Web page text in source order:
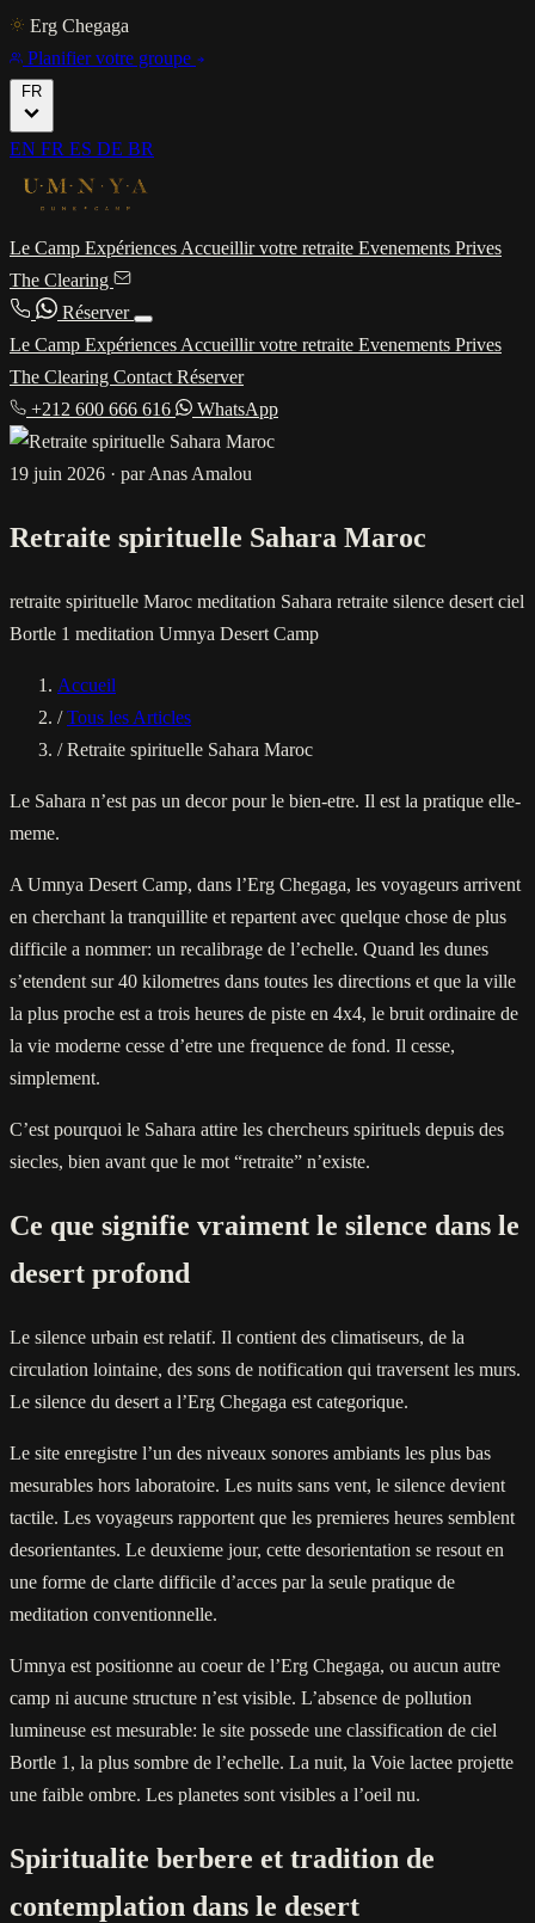
Erg Chegaga
Planifier votre groupe
FR
EN FR ES DE BR
Le Camp Expériences Accueillir votre retraite Evenements Prives
The Clearing
Réserver
Le Camp Expériences Accueillir votre retraite Evenements Prives
The Clearing Contact Réserver
+212 600 666 616
WhatsApp
19 juin 2026 · par Anas Amalou
Retraite spirituelle Sahara Maroc
retraite spirituelle Maroc meditation Sahara retraite silence desert ciel
Bortle 1 meditation Umnya Desert Camp
Accueil
/ Tous les Articles
/ Retraite spirituelle Sahara Maroc
Le Sahara n’est pas un decor pour le bien-etre. Il est la pratique elle-
meme.
A Umnya Desert Camp, dans l’Erg Chegaga, les voyageurs arrivent
en cherchant la tranquillite et repartent avec quelque chose de plus
difficile a nommer: un recalibrage de l’echelle. Quand les dunes
s’etendent sur 40 kilometres dans toutes les directions et que la ville
la plus proche est a trois heures de piste en 4x4, le bruit ordinaire de
la vie moderne cesse d’etre une frequence de fond. Il cesse,
simplement.
C’est pourquoi le Sahara attire les chercheurs spirituels depuis des
siecles, bien avant que le mot “retraite” n’existe.
Ce que signifie vraiment le silence dans le
desert profond
Le silence urbain est relatif. Il contient des climatiseurs, de la
circulation lointaine, des sons de notification qui traversent les murs.
Le silence du desert a l’Erg Chegaga est categorique.
Le site enregistre l’un des niveaux sonores ambiants les plus bas
mesurables hors laboratoire. Les nuits sans vent, le silence devient
tactile. Les voyageurs rapportent que les premieres heures semblent
desorientantes. Le deuxieme jour, cette desorientation se resout en
une forme de clarte difficile d’acces par la seule pratique de
meditation conventionnelle.
Umnya est positionne au coeur de l’Erg Chegaga, ou aucun autre
camp ni aucune structure n’est visible. L’absence de pollution
lumineuse est mesurable: le site possede une classification de ciel
Bortle 1, la plus sombre de l’echelle. La nuit, la Voie lactee projette
une faible ombre. Les planetes sont visibles a l’oeil nu.
Spiritualite berbere et tradition de
contemplation dans le desert